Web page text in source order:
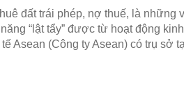
đất trái phép, nợ thuế, là những
“lật tẩy” được từ hoạt động
Asean (Công ty Asean) có trụ sở